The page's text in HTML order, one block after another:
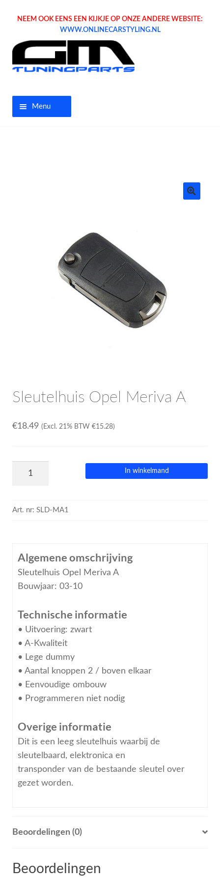
NEEM OOK EENS EEN KIJKJE OP ONZE ANDERE WEBSITE:
WWW.ONLINECARSTYLING.NL
Menu
Bedrijfswagen parts
Sleutelhuis Opel Meriva A
€18.49 (Excl. 21% BTW €15.28)
In winkelmand
Art. nr: SLD-MA1
Algemene omschrijving
Sleutelhuis Opel Meriva A
Bouwjaar: 03-10
Technische informatie
• Uitvoering: zwart
• A-Kwaliteit
• Lege dummy
• Aantal knoppen 2 / boven elkaar
• Eenvoudige ombouw
• Programmeren niet nodig
Overige informatie
Dit is een leeg sleutelhuis waarbij de
sleutelbaard, elektronica en
transponder van de bestaande sleutel over
gezet worden.
Beoordelingen (0)
Beoordelingen